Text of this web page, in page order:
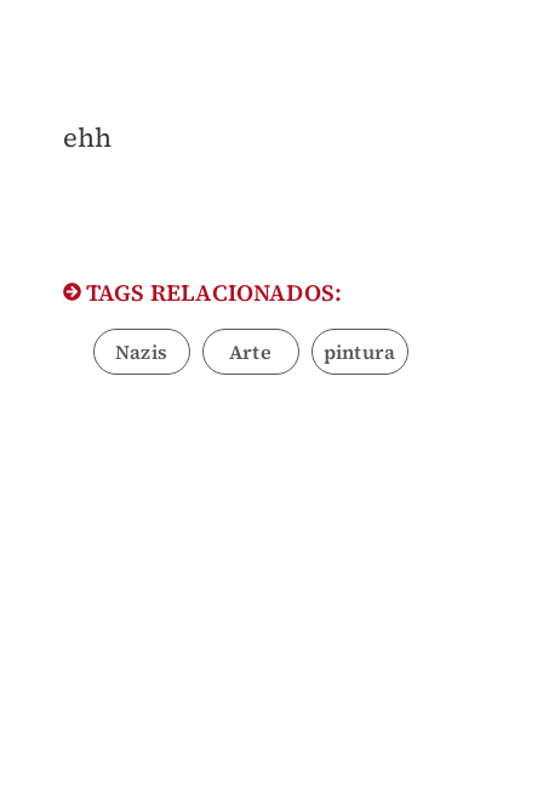
ehh
TAGS RELACIONADOS:
Nazis Arte pintura